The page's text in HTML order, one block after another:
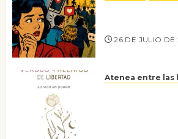
26 DE JULIO DE
Atenea entre las